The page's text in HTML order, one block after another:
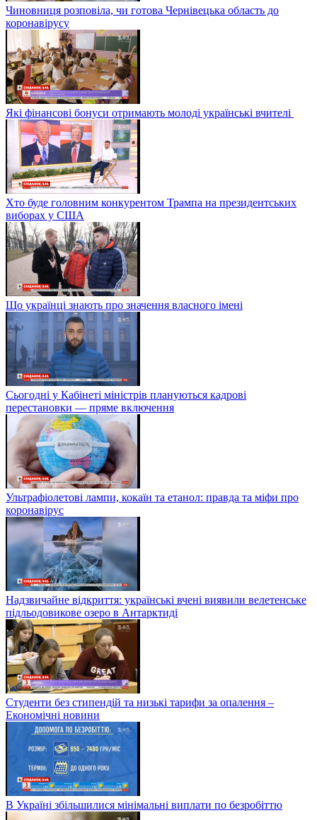
Чиновниця розповіла, чи готова Чернівецька область до
коронавірусу
Які фінансові бонуси отримають молоді українські вчителі
Хто буде головним конкурентом Трампа на президентських
виборах у США
Що українці знають про значення власного імені
Сьогодні у Кабінеті міністрів плануються кадрові
перестановки — пряме включення
Ультрафіолетові лампи, кокаїн та етанол: правда та міфи про
коронавірус
Надзвичайне відкриття: українські вчені виявили велетенське
підльодовикове озеро в Антарктиді
Студенти без стипендій та низькі тарифи за опалення –
Економічні новини
В Україні збільшилися мінімальні виплати по безробіттю